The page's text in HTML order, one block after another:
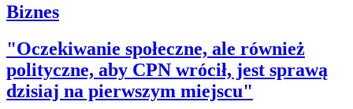
Biznes
"Oczekiwanie społeczne, ale również
polityczne, aby CPN wrócił, jest sprawą
dzisiaj na pierwszym miejscu"